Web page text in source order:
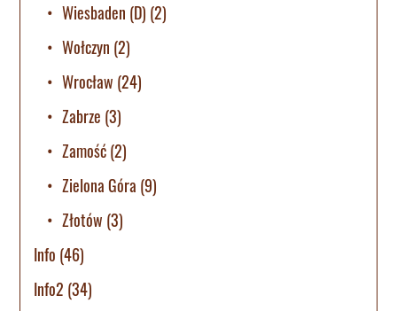
Wiesbaden (D) (2)
Wołczyn (2)
Wrocław (24)
Zabrze (3)
Zamość(2)
Zielona Góra (9)
Złotów (3)
Info (46)
Info2 (34)